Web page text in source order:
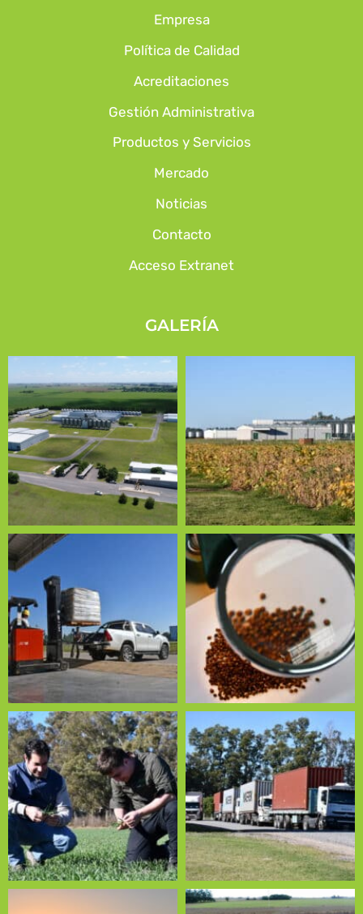
Empresa
Política de Calidad
Acreditaciones
Gestión Administrativa
Productos y Servicios
Mercado
Noticias
Contacto
Acceso Extranet
GALERÍA